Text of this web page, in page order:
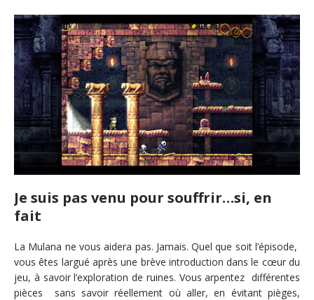
Je suis pas venu pour souffrir…si, en
fait
La Mulana ne vous aidera pas. Jamais. Quel que soit l’épisode,
vous êtes largué après une brève introduction dans le cœur du
jeu, à savoir l’exploration de ruines. Vous arpentez différentes
pièces sans savoir réellement où aller, en évitant pièges,